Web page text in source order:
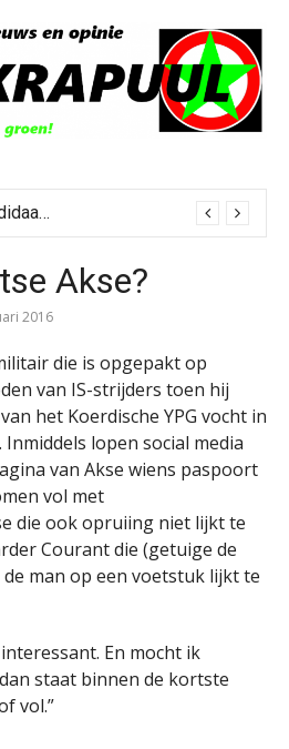
Progressieve kandidaat El-Sayed senaatskandidaat Michigan
Akse?
2016
die is opgepakt op
van IS-strijders toen hij
het Koerdische YPG vocht in
lopen social media
van Akse wiens paspoort
vol met
die ook opruiing niet lijkt te
Courant die (getuige de
de man op een voetstuk lijkt te
En mocht ik
staat binnen de kortste
vol.”